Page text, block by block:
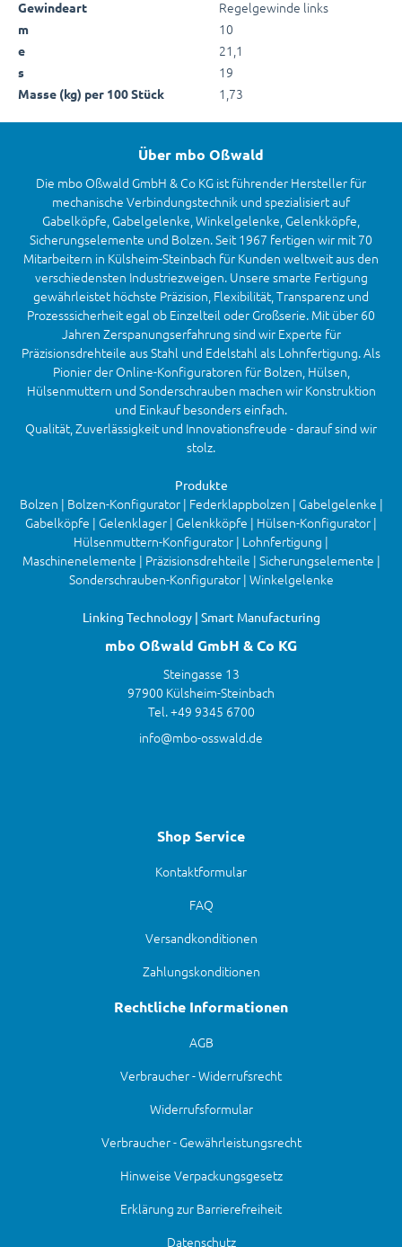
Gewindeart Regelgewinde links
m 10
e 21,1
s 19
Masse (kg) per 100 Stück 1,73
Über mbo Oßwald
Die mbo Oßwald GmbH & Co KG ist führender Hersteller für
mechanische Verbindungstechnik und spezialisiert auf
Gabelköpfe, Gabelgelenke, Winkelgelenke, Gelenkköpfe,
Sicherungselemente und Bolzen. Seit 1967 fertigen wir mit 70
Mitarbeitern in Külsheim-Steinbach für Kunden weltweit aus den
verschiedensten Industriezweigen. Unsere smarte Fertigung
gewährleistet höchste Präzision, Flexibilität, Transparenz und
Prozesssicherheit egal ob Einzelteil oder Großserie. Mit über 60
Jahren Zerspanungserfahrung sind wir Experte für
Präzisionsdrehteile aus Stahl und Edelstahl als Lohnfertigung. Als
Pionier der Online-Konfiguratoren für Bolzen, Hülsen,
Hülsenmuttern und Sonderschrauben machen wir Konstruktion
und Einkauf besonders einfach.
Qualität, Zuverlässigkeit und Innovationsfreude - darauf sind wir
stolz.
Produkte
Bolzen | Bolzen-Konfigurator | Federklappbolzen | Gabelgelenke |
Gabelköpfe | Gelenklager | Gelenkköpfe | Hülsen-Konfigurator |
Hülsenmuttern-Konfigurator | Lohnfertigung |
Maschinenelemente | Präzisionsdrehteile | Sicherungselemente |
Sonderschrauben-Konfigurator | Winkelgelenke
Linking Technology | Smart Manufacturing
mbo Oßwald GmbH & Co KG
Steingasse 13
97900 Külsheim-Steinbach
Tel. +49 9345 6700
info@mbo-osswald.de
Shop Service
Kontaktformular
FAQ
Versandkonditionen
Zahlungskonditionen
Rechtliche Informationen
AGB
Verbraucher - Widerrufsrecht
Widerrufsformular
Verbraucher - Gewährleistungsrecht
Hinweise Verpackungsgesetz
Erklärung zur Barrierefreiheit
Datenschutz